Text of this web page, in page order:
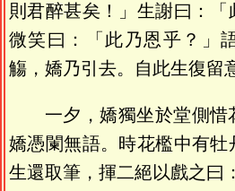
則君醉甚矣！」生謝曰：
微笑曰：「此乃恩乎？」
觴，嬌乃引去。自此生復留
一夕，嬌獨坐於堂側
嬌憑闌無語。時花檻中有牡
生還取筆，揮二絕以戲之曰：